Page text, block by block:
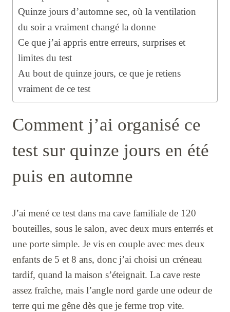
Quinze jours d’automne sec, où la ventilation
du soir a vraiment changé la donne
Ce que j’ai appris entre erreurs, surprises et
limites du test
Au bout de quinze jours, ce que je retiens
vraiment de ce test
Comment j’ai organisé ce
test sur quinze jours en été
puis en automne
J’ai mené ce test dans ma cave familiale de 120
bouteilles, sous le salon, avec deux murs enterrés et
une porte simple. Je vis en couple avec mes deux
enfants de 5 et 8 ans, donc j’ai choisi un créneau
tardif, quand la maison s’éteignait. La cave reste
assez fraîche, mais l’angle nord garde une odeur de
terre qui me gêne dès que je ferme trop vite.